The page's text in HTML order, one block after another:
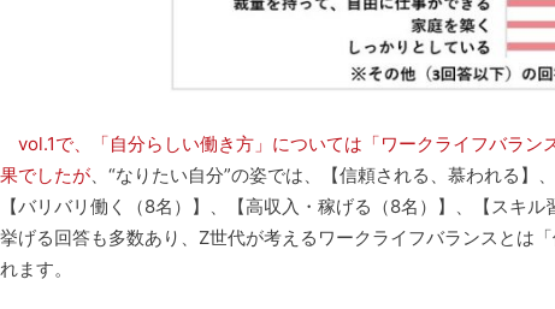
vol.1で、「自分らしい働き方」については「ワークライフバラ
果でしたが、“なりたい自分”の姿では、【信頼される、慕われる
【バリバリ働く（8名）】、【高収入・稼げる（8名）】、【スキ
挙げる回答も多数あり、Z世代が考えるワークライフバランスとは
れます。